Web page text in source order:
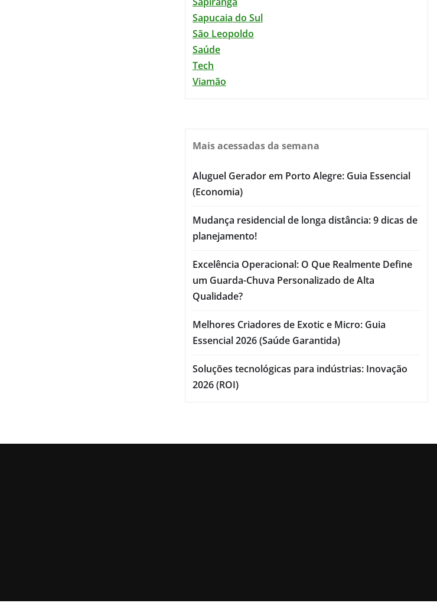
Sapucaia do Sul
São Leopoldo
Saúde
Tech
Viamão
Mais acessadas da semana
Aluguel Gerador em Porto Alegre: Guia Essencial
(Economia)
Mudança residencial de longa distância: 9 dicas de
planejamento!
Excelência Operacional: O Que Realmente Define
um Guarda-Chuva Personalizado de Alta
Qualidade?
Melhores Criadores de Exotic e Micro: Guia
Essencial 2026 (Saúde Garantida)
Soluções tecnológicas para indústrias: Inovação
2026 (ROI)